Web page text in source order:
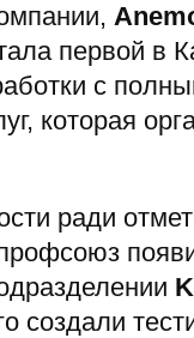
первой в
с
которая
ради
создали